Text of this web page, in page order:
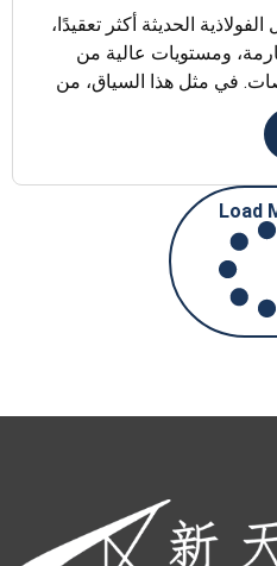
الحديثة أكثر تعقيدًا،
ومستويات عالية من
في مثل هذا السياق، من
Load